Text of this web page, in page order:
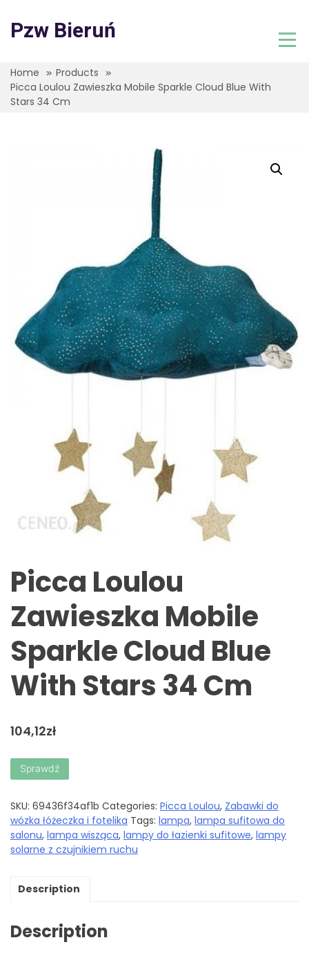
content
Pzw Bieruń
Home
Products
Picca Loulou Zawieszka Mobile Sparkle Cloud Blue With
Stars 34 Cm
Picca Loulou
Zawieszka Mobile
Sparkle Cloud Blue
With Stars 34 Cm
104,12zł
Sprawdź
SKU: 69436f34af1b Categories: Picca Loulou, Zabawki do
wózka łóżeczka i fotelika Tags: lampa, lampa sufitowa do
salonu, lampa wisząca, lampy do łazienki sufitowe, lampy
solarne z czujnikiem ruchu
Description
Description